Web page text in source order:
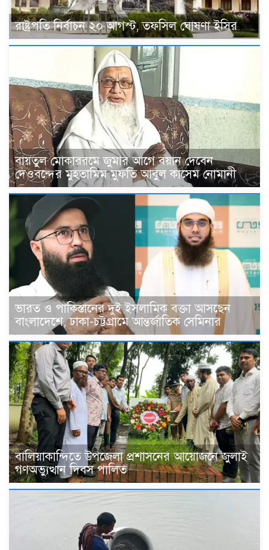
রাষ্ট্রপতি নির্বাচন ২০ আগস্ট, তফসিল ঘোষণা ইসির
বায়তুল মোকাররমে জুমার আগে বয়ান দেবেন
দেওবন্দের মুহতামিম মুফতি আবুল কাসেম নোমানী
ভারত ও পাকিস্তানের দুই ইসলামিক বক্তা আসছেন
বাংলাদেশে, ঢাকা-চট্টগ্রামে আন্তর্জাতিক সেমিনার
বালিয়াকান্দিতে উপজেলা প্রশাসনের আয়োজনে জুলাই
গণঅভ্যুত্থান দিবস পালিত